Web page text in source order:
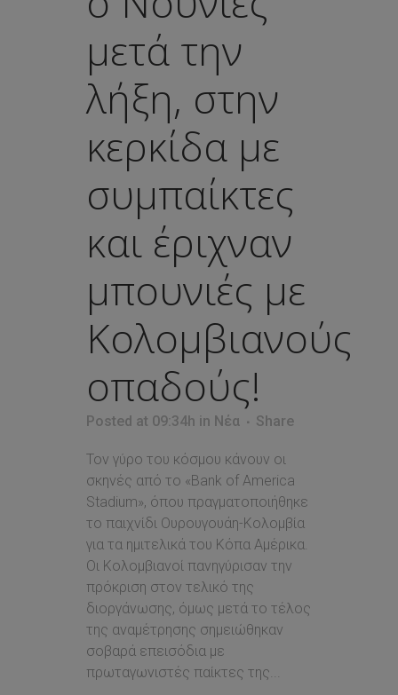
μετά την
λήξη, στην
κερκίδα με
συμπαίκτες
και έριχναν
μπουνιές με
Κολομβιανούς
οπαδούς!
Posted at 09:34h in Νέα Share
Τον γύρο του κόσμου κάνουν οι
σκηνές από το «Bank of America
Stadium», όπου πραγματοποιήθηκε
το παιχνίδι Ουρουγουάη-Κολομβία
για τα ημιτελικά του Κόπα Αμέρικα.
Οι Κολομβιανοί πανηγύρισαν την
πρόκριση στον τελικό της
διοργάνωσης, όμως μετά το τέλος
της αναμέτρησης σημειώθηκαν
σοβαρά επεισόδια με
πρωταγωνιστές παίκτες της...